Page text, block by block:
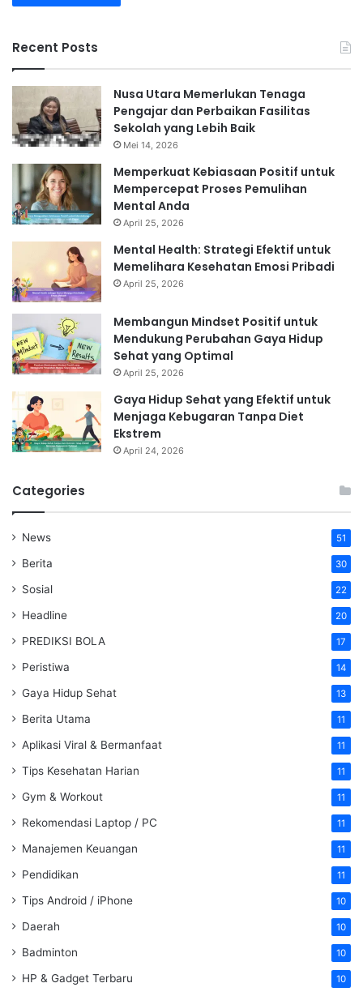
Recent Posts
Nusa Utara Memerlukan Tenaga
Pengajar dan Perbaikan Fasilitas
Sekolah yang Lebih Baik
Mei 14, 2026
Memperkuat Kebiasaan Positif untuk
Mempercepat Proses Pemulihan
Mental Anda
April 25, 2026
Mental Health: Strategi Efektif untuk
Memelihara Kesehatan Emosi Pribadi
April 25, 2026
Membangun Mindset Positif untuk
Mendukung Perubahan Gaya Hidup
Sehat yang Optimal
April 25, 2026
Gaya Hidup Sehat yang Efektif untuk
Menjaga Kebugaran Tanpa Diet
Ekstrem
April 24, 2026
Categories
News 51
Berita 30
Sosial 22
Headline 20
PREDIKSI BOLA 17
Peristiwa 14
Gaya Hidup Sehat 13
Berita Utama 11
Aplikasi Viral & Bermanfaat 11
Tips Kesehatan Harian 11
Gym & Workout 11
Rekomendasi Laptop / PC 11
Manajemen Keuangan 11
Pendidikan 11
Tips Android / iPhone 10
Daerah 10
Badminton 10
HP & Gadget Terbaru 10